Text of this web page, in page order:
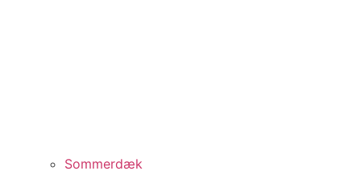
Sommerdæk